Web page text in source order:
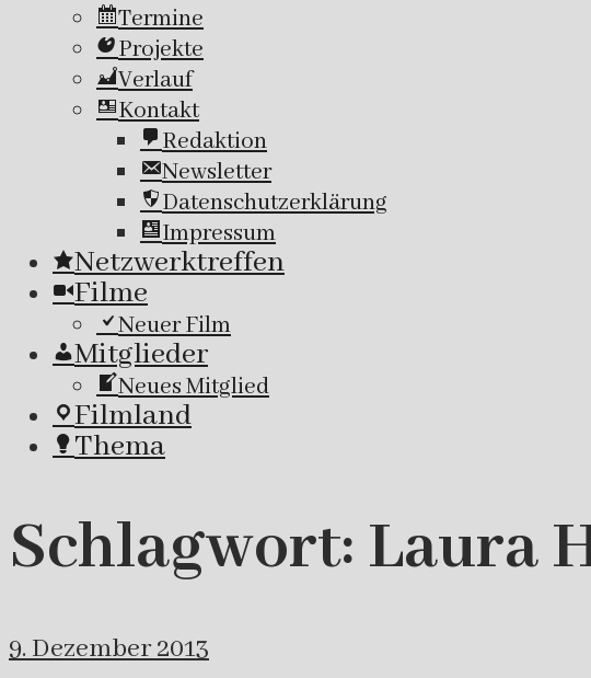
Termine
Projekte
Verlauf
Kontakt
Redaktion
Newsletter
Datenschutzerklärung
Impressum
Netzwerktreffen
Filme
Neuer Film
Mitglieder
Neues Mitglied
Filmland
Thema
Schlagwort: Laura
9. Dezember 2013